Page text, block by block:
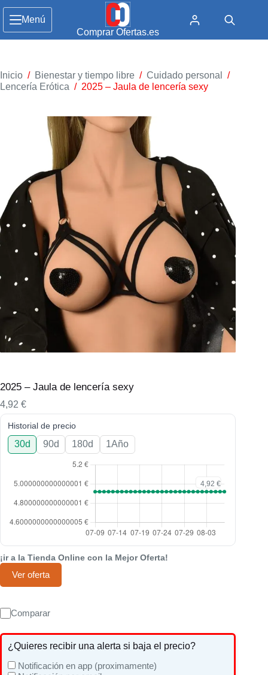
Menú
Comprar Ofertas.es
Inicio / Bienestar y tiempo libre / Cuidado personal
/
Lencería Erótica / 2025 – Jaula de lencería sexy
2025 – Jaula de lencería sexy
4,92 €
Historial de precio
30d 90d 180d 1Año
¡ir a la Tienda Online con la Mejor Oferta!
Ver oferta
Comparar
¿Quieres recibir una alerta si baja el precio?
Notificación en app (proximamente)